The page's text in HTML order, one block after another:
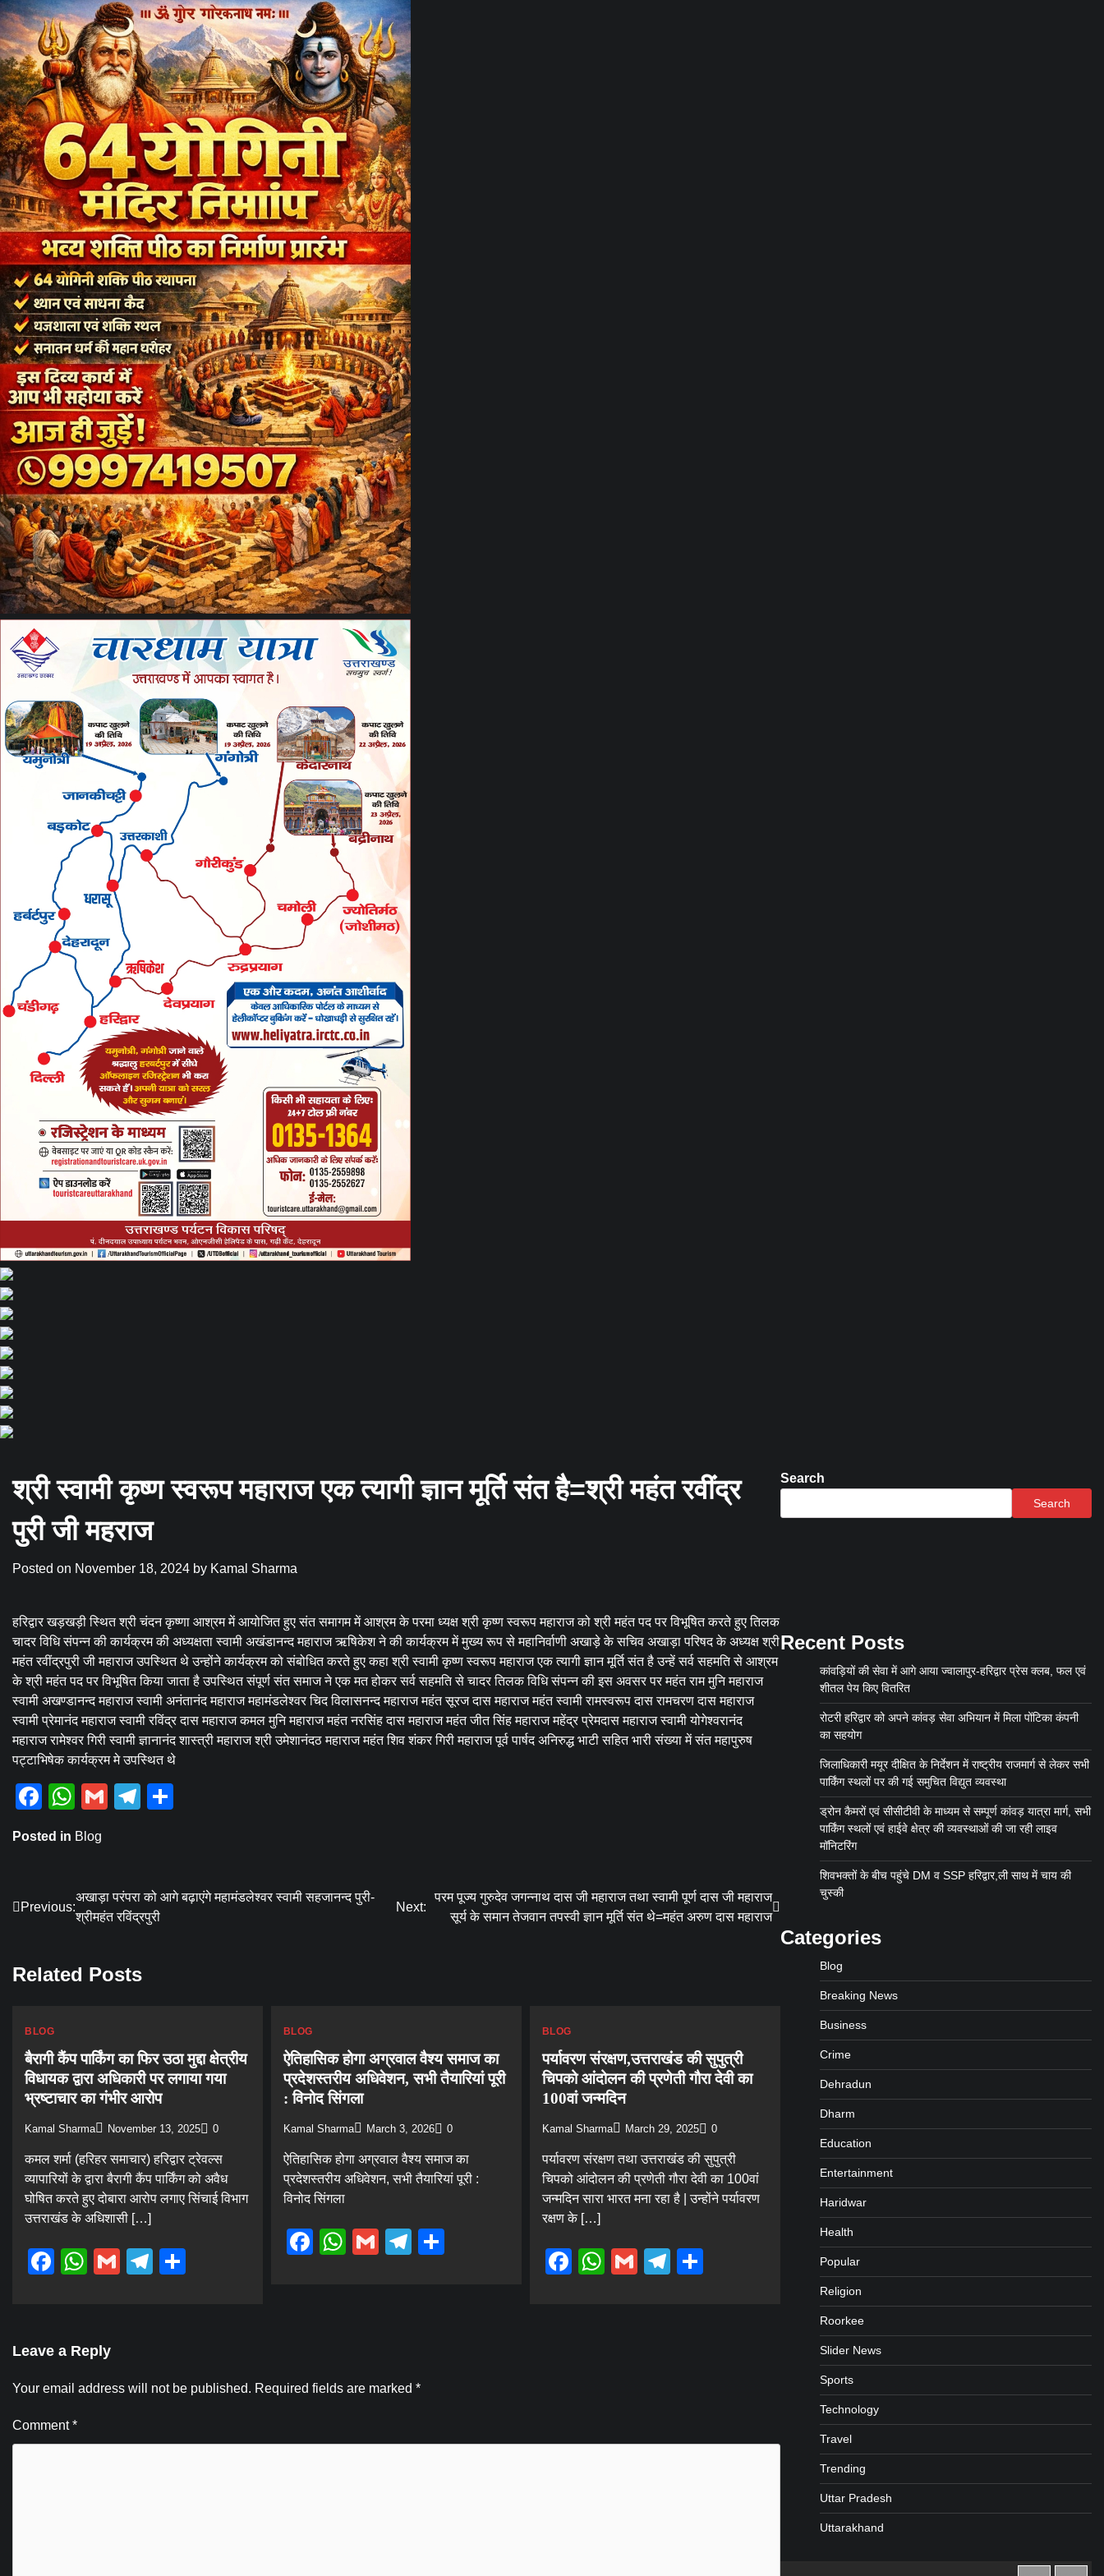
श्री स्वामी कृष्ण स्वरूप महाराज एक त्यागी ज्ञान मूर्ति संत है=श्री महंत रवींद्र
पुरी जी महराज
Posted on November 18, 2024 by Kamal Sharma
हरिद्वार खड़खड़ी स्थित श्री चंदन कृष्णा आश्रम में आयोजित हुए संत समागम में आश्रम के परमा ध्यक्ष श्री कृष्ण स्वरूप महाराज को श्री महंत पद पर विभूषित करते हुए तिलक
चादर विधि संपन्न की कार्यक्रम की अध्यक्षता स्वामी अखंडानन्द महाराज ऋषिकेश ने की कार्यक्रम में मुख्य रूप से महानिर्वाणी अखाड़े के सचिव अखाड़ा परिषद के अध्यक्ष श्री
महंत रवींद्रपुरी जी महाराज उपस्थित थे उन्होंने कार्यक्रम को संबोधित करते हुए कहा श्री स्वामी कृष्ण स्वरूप महाराज एक त्यागी ज्ञान मूर्ति संत है उन्हें सर्व सहमति से आश्रम
के श्री महंत पद पर विभूषित किया जाता है उपस्थित संपूर्ण संत समाज ने एक मत होकर सर्व सहमति से चादर तिलक विधि संपन्न की इस अवसर पर महंत राम मुनि महाराज
स्वामी अखण्डानन्द महाराज स्वामी अनंतानंद महाराज महामंडलेश्वर चिद विलासनन्द महाराज महंत सूरज दास महाराज महंत स्वामी रामस्वरूप दास रामचरण दास महाराज
स्वामी प्रेमानंद महाराज स्वामी रविंद्र दास महाराज कमल मुनि महाराज महंत नरसिंह दास महाराज महंत जीत सिंह महाराज महेंद्र प्रेमदास महाराज स्वामी योगेश्वरानंद
महाराज रामेश्वर गिरी स्वामी ज्ञानानंद शास्त्री महाराज श्री उमेशानंदठ महाराज महंत शिव शंकर गिरी महाराज पूर्व पार्षद अनिरुद्ध भाटी सहित भारी संख्या में संत महापुरुष
पट्टाभिषेक कार्यक्रम मे उपस्थित थे
Facebook
WhatsApp
GmailTelegram
Posted in Blog
Post
navigation
Previous:
अखाड़ा परंपरा को आगे बढ़ाएंगे महामंडलेश्वर स्वामी सहजानन्द पुरी-
श्रीमहंत रविंद्रपुरी
Next:
परम पूज्य गुरुदेव जगन्नाथ दास जी महाराज तथा स्वामी पूर्ण दास जी महाराज
सूर्य के समान तेजवान तपस्वी ज्ञान मूर्ति संत थे=महंत अरुण दास महाराज
Related Posts
BLOG
बैरागी कैंप पार्किंग का फिर उठा मुद्दा क्षेत्रीय
विधायक द्वारा अधिकारी पर लगाया गया
भ्रष्टाचार का गंभीर आरोप
Kamal Sharma November 13, 2025 0
कमल शर्मा (हरिहर समाचार) हरिद्वार ट्रेवल्स
व्यापारियों के द्वारा बैरागी कैंप पार्किंग को अवैध
घोषित करते हुए दोबारा आरोप लगाए सिंचाई विभाग
उत्तराखंड के अधिशासी […]
Facebook
WhatsApp
GmailTelegram
BLOG
ऐतिहासिक होगा अग्रवाल वैश्य समाज का
प्रदेशस्तरीय अधिवेशन, सभी तैयारियां पूरी
: विनोद सिंगला
Kamal Sharma March 3, 2026 0
ऐतिहासिक होगा अग्रवाल वैश्य समाज का
प्रदेशस्तरीय अधिवेशन, सभी तैयारियां पूरी :
विनोद सिंगला
Facebook
WhatsApp
GmailTelegram
BLOG
पर्यावरण संरक्षण,उत्तराखंड की सुपुत्री
चिपको आंदोलन की प्रणेती गौरा देवी का
100वां जन्मदिन
Kamal Sharma March 29, 2025 0
पर्यावरण संरक्षण तथा उत्तराखंड की सुपुत्री
चिपको आंदोलन की प्रणेती गौरा देवी का 100वां
जन्मदिन सारा भारत मना रहा है | उन्होंने पर्यावरण
रक्षण के […]
Facebook
WhatsApp
GmailTelegram
Leave a Reply
Your email address will not be published. Required fields are marked *
Comment*
Search
Search
Recent Posts
कांवड़ियों की सेवा में आगे आया ज्वालापुर-हरिद्वार प्रेस क्लब, फल एवं
शीतल पेय किए वितरित
रोटरी हरिद्वार को अपने कांवड़ सेवा अभियान में मिला पोंटिका कंपनी
का सहयोग
जिलाधिकारी मयूर दीक्षित के निर्देशन में राष्ट्रीय राजमार्ग से लेकर सभी
पार्किंग स्थलों पर की गई समुचित विद्युत व्यवस्था
ड्रोन कैमरों एवं सीसीटीवी के माध्यम से सम्पूर्ण कांवड़ यात्रा मार्ग, सभी
पार्किंग स्थलों एवं हाईवे क्षेत्र की व्यवस्थाओं की जा रही लाइव
मॉनिटरिंग
शिवभक्तों के बीच पहुंचे DM व SSP हरिद्वार,ली साथ में चाय की
चुस्की
Categories
Blog
Breaking News
Business
Crime
Dehradun
Dharm
Education
Entertainment
Haridwar
Health
Popular
Religion
Roorkee
Slider News
Sports
Technology
Travel
Trending
Uttar Pradesh
Uttarakhand